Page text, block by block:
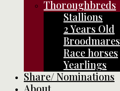
Thoroughbreds
Stallions
2 Years Old
Broodmares
Race horses
Yearlings
Share/ Nominations
About